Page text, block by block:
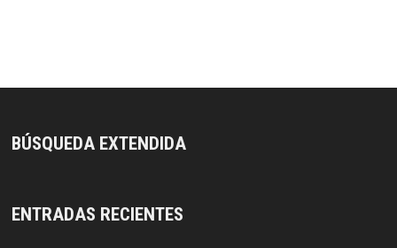
BÚSQUEDA EXTENDIDA
ENTRADAS RECIENTES